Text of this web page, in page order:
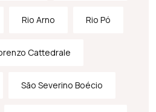
Rio Arno Rio Pó
Cattedrale
São Severino Boécio